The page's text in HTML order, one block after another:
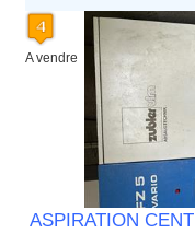
A vendre
ASPIRATION